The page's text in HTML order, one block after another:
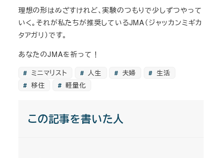
理想の形はめざすけれど、実験のつもりで少しずつやって
いく。それが私たちが推奨しているJMA（ジャッカンミギカ
タアガリ）です。
あなたのJMAを祈って！
ミニマリスト 人生 夫婦
生活
移住
軽量化
この記事を書いた人